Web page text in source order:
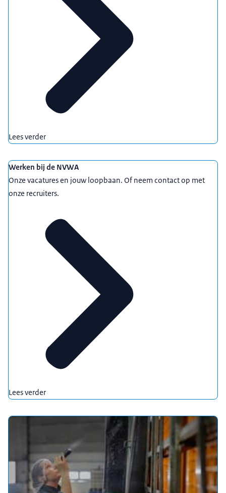
Lees verder
Werken bij de NVWA
Onze vacatures en jouw loopbaan. Of neem contact op met
onze recruiters.
Lees verder